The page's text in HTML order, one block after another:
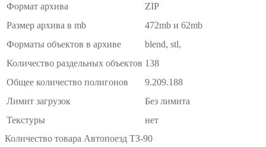
Формат архива
ZIP
Размер архива в mb
472mb и 62mb
Форматы объектов в архиве
blend, stl,
Количество раздельных объектов 138
Общее количество полигонов
9.209.188
Лимит загрузок
Без лимита
Текстуры
нет
Количество товара Автопоезд ТЗ-90